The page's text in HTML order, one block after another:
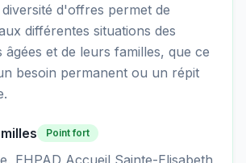
diversité d'offres permet de
différentes situations des
âgées et de leurs familles, que ce
besoin permanent ou un répit
Point fort
EHPAD Accueil Sainte-Elisabeth